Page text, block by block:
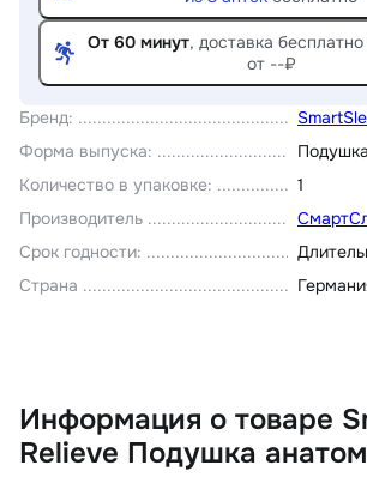
Бренд:
Форма выпуска:
Подушка
Количество в упаковке:
1
Производитель
Срок годности:
Страна
От 60 минут, доставка
от --₽
Информация о товаре
Relieve Подушка